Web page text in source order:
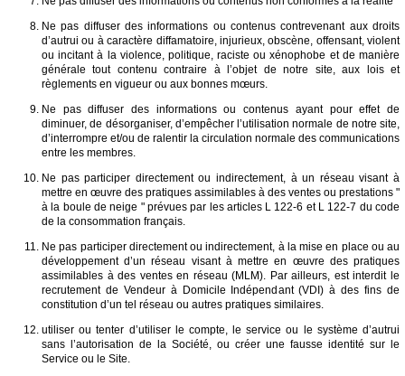
Ne pas diffuser des informations ou contenus contrevenant aux droits
d’autrui ou à caractère diffamatoire, injurieux, obscène, offensant, violent
ou incitant à la violence, politique, raciste ou xénophobe et de manière
générale tout contenu contraire à l’objet de notre site, aux lois et
règlements en vigueur ou aux bonnes mœurs.
Ne pas diffuser des informations ou contenus ayant pour effet de
diminuer, de désorganiser, d’empêcher l’utilisation normale de notre site,
d’interrompre et/ou de ralentir la circulation normale des communications
entre les membres.
Ne pas participer directement ou indirectement, à un réseau visant à
mettre en œuvre des pratiques assimilables à des ventes ou prestations "
à la boule de neige " prévues par les articles L 122-6 et L 122-7 du code
de la consommation français.
Ne pas participer directement ou indirectement, à la mise en place ou au
développement d’un réseau visant à mettre en œuvre des pratiques
assimilables à des ventes en réseau (MLM). Par ailleurs, est interdit le
recrutement de Vendeur à Domicile Indépendant (VDI) à des fins de
constitution d’un tel réseau ou autres pratiques similaires.
utiliser ou tenter d’utiliser le compte, le service ou le système d’autrui
sans l’autorisation de la Société, ou créer une fausse identité sur le
Service ou le Site.